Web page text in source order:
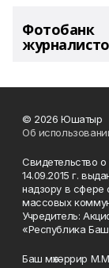
Фотобанк
© 2026 Юшатыр
Об
Свидетельство
14.09.2015 г.
надзору в сфере
массовых
Учредитель:
«Республика
Баш мөхәррир